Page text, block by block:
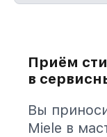
Приём
в
Вы
Miele в